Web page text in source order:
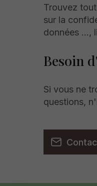
Trouvez
sur la
données ...,
Besoin
Si vous ne
questions,